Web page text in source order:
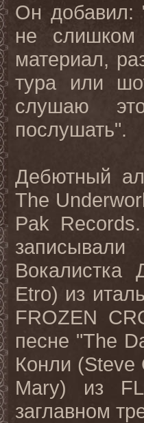
Он добавил:
не слишком
материал,
тура или
слушаю
послушать".
Дебютный
The
Pak
Etro) из
FROZEN
песне "The
Конли (Steve
Mary) из
заглавном